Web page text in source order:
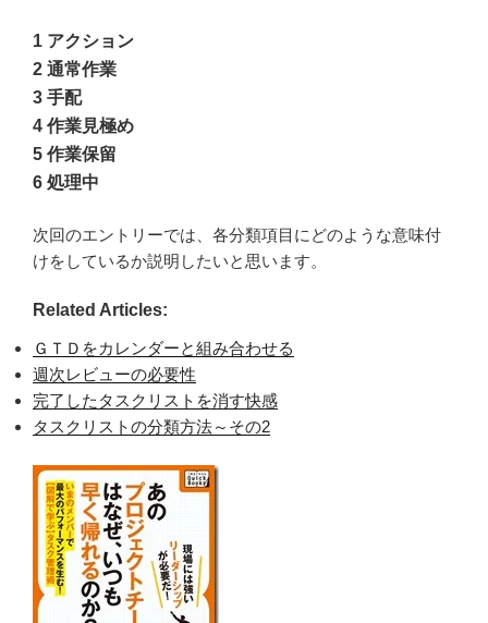
1 アクション
2 通常作業
3 手配
4 作業見極め
5 作業保留
6 処理中
次回のエントリーでは、各分類項目にどのような意味付
けをしているか説明したいと思います。
Related Articles:
ＧＴＤをカレンダーと組み合わせる
週次レビューの必要性
完了したタスクリストを消す快感
タスクリストの分類方法～その2